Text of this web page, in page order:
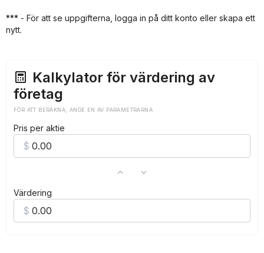
***
*** - För att se uppgifterna, logga in på ditt konto eller skapa ett
nytt.
Kalkylator för värdering av
företag
FÖR ATT BERÄKNA, ANGE EN AV PARAMETRARNA
Pris per aktie
Värdering